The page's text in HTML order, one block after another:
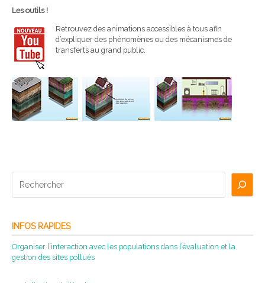
Les outils !
Retrouvez des animations accessibles à tous afin
d’expliquer des phénomènes ou des mécanismes de
transferts au grand public.
INFOS RAPIDES
Organiser l’interaction avec les populations dans l’évaluation et la
gestion des sites pollués